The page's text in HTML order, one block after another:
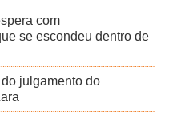
com
se escondeu dentro de
julgamento do